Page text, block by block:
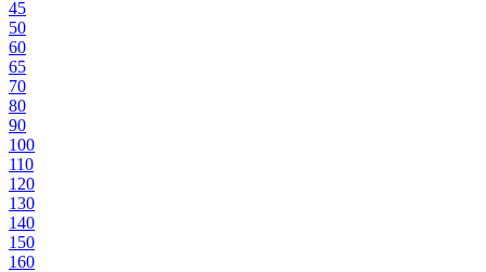
45
50
60
65
70
80
90
100
110
120
130
140
150
160